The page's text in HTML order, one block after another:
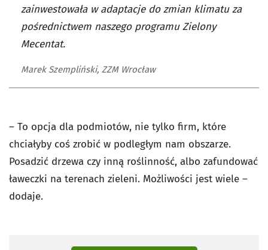
zainwestowała w adaptacje do zmian klimatu za
pośrednictwem naszego programu Zielony
Mecentat.
Marek Szempliński, ZZM Wrocław
– To opcja dla podmiotów, nie tylko firm, które
chciałyby coś zrobić w podległym nam obszarze.
Posadzić drzewa czy inną roślinność, albo zafundować
ławeczki na terenach zieleni. Możliwości jest wiele –
dodaje.